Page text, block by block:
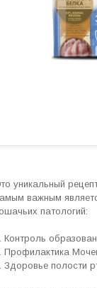
уникальный
важным
патологий:
Контроль
Профилактика
Здоровье полости